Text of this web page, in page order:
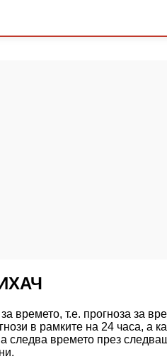
времето, т.е. прогноза за
в рамките на 24 часа, а
следва времето през